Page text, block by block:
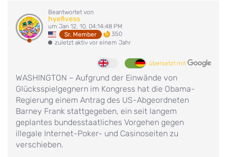
Beantwortet von
hyefivess
um Jan 12, 10, 04:14:48 PM
Sr. Member
350
zuletzt aktiv vor einem Jahr
übersetzt mit
WASHINGTON – Aufgrund der Einwände von
Glücksspielgegnern im Kongress hat die Obama-
Regierung einem Antrag des US-Abgeordneten
Barney Frank stattgegeben, ein seit langem
geplantes bundesstaatliches Vorgehen gegen
illegale Internet-Poker- und Casinoseiten zu
verschieben.